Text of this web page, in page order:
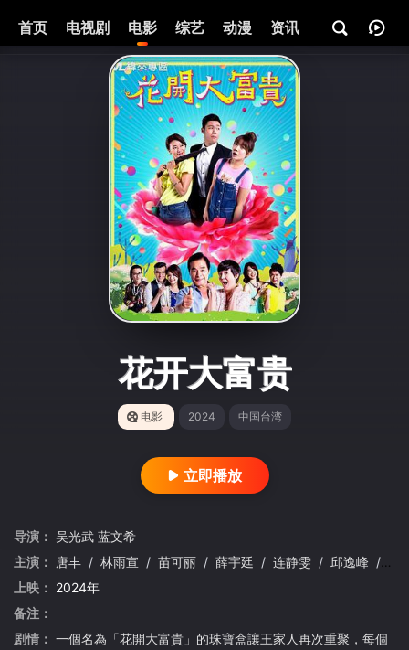
首页 电视剧 电影 综艺 动漫 资讯
花开大富贵
电影 2024 中国台湾
立即播放
导演： 吴光武 蓝文希
主演：
唐丰 / 林雨宣 / 苗可丽 / 薛宇廷 / 连静雯 / 邱逸峰 /
上映： 2024年
备注：
剧情： 一個名為「花開大富貴」的珠寶盒讓王家人再次重聚，每個